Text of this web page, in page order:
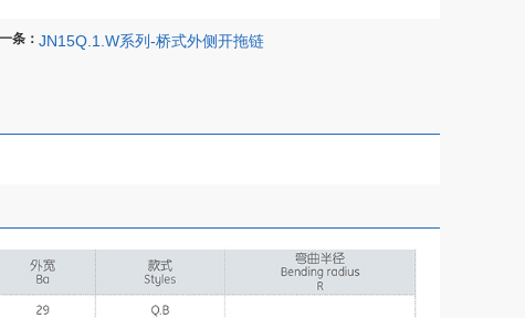
条： JN15Q.1.W系列-桥式外侧开拖链